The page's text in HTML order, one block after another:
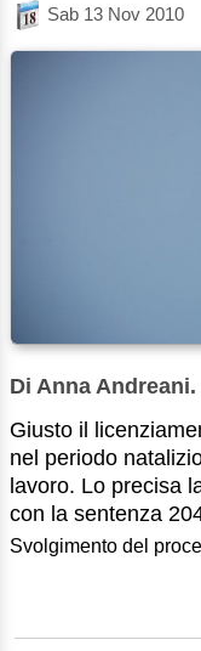
Sab 13 Nov 2010
Di Anna Andreani.
Giusto il
nel periodo
lavoro. Lo precisa
con la sentenza
Svolgimento del